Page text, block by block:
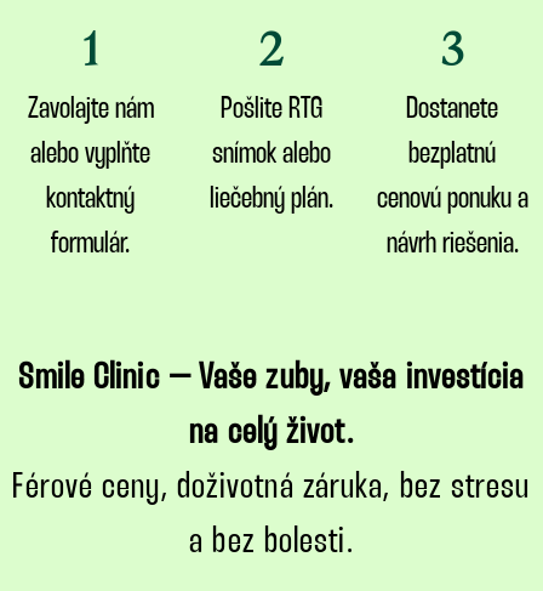
1
Zavolajte nám
alebo vyplňte
kontaktný
formulár.
2
Pošlite RTG
snímok alebo
liečebný plán.
3
Dostanete
bezplatnú
cenovú ponuku a
návrh riešenia.
Smile Clinic – Vaše zuby, vaša investícia
na celý život.
Férové ceny, doživotná záruka, bez stresu
a bez bolesti.